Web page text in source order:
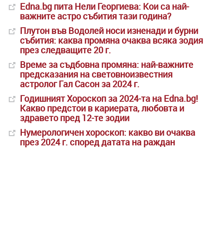
Edna.bg пита Нели Георгиева: Кои са най-
важните астро събития тази година?
Плутон във Водолей носи изненади и бурни
събития: каква промяна очаква всяка зодия
през следващите 20 г.
Време за съдбовна промяна: най-важните
предсказания на световноизвестния
астролог Гал Сасон за 2024 г.
Годишният Хороскоп за 2024-та на Edna.bg!
Какво предстои в кариерата, любовта и
здравето пред 12-те зодии
Нумерологичен хороскоп: какво ви очаква
през 2024 г. според датата на раждан